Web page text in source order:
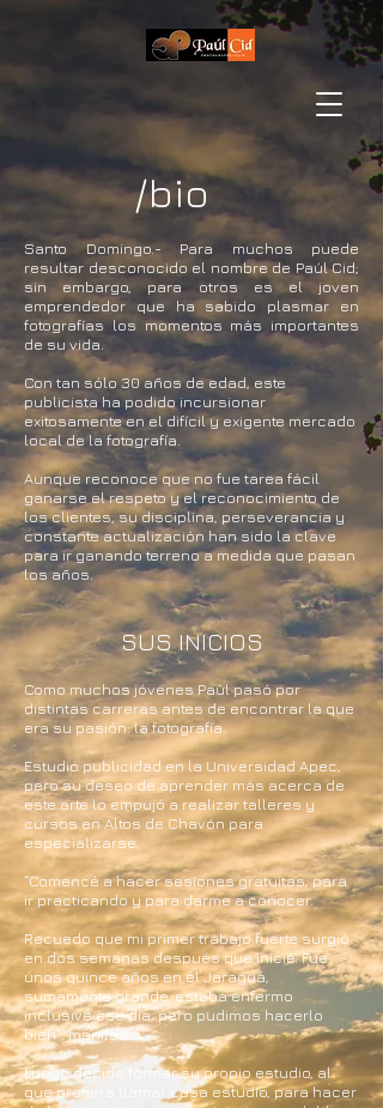
/bio
Santo Domingo.- Para muchos puede
resultar desconocido el nombre de Paúl Cid;
sin embargo, para otros es el joven
emprendedor que ha sabido plasmar en
fotografías los momentos más importantes
de su vida.
Con tan sólo 30 años de edad, este
publicista ha podido incursionar
exitosamente en el difícil y exigente mercado
local de la fotografía.
Aunque reconoce que no fue tarea fácil
ganarse el respeto y el reconocimiento de
los clientes, su disciplina, perseverancia y
constante actualización han sido la clave
para ir ganando terreno a medida que pasan
los años.
SUS INICIOS
Como muchos jóvenes Paúl pasó por
distintas carreras antes de encontrar la que
era su pasión: la fotografía.
Estudió publicidad en la Universidad Apec,
pero su deseo de aprender más acerca de
este arte lo empujó a realizar talleres y
cursos en Altos de Chavón para
especializarse.
“Comencé a hacer sesiones gratuitas, para
ir practicando y para darme a conocer.
Recuedo que mi primer trabajo fuerte surgió
en dos semanas después que inicié. Fue
unos quince años en el Jaragua,
sumamente grande, estaba enfermo
inclusive ese día, pero pudimos hacerlo
bien”, manifestó.
Luego decide formar su propio estudio, al
que prefiera llamar casa estudio, para hacer